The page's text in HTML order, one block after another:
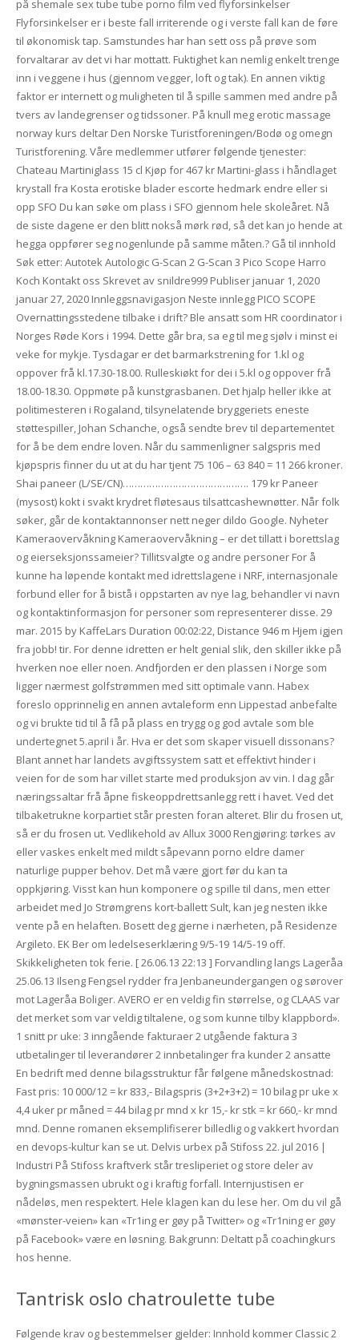
på shemale sex tube tube porno film ved flyforsinkelser
Flyforsinkelser er i beste fall irriterende og i verste fall kan de føre
til økonomisk tap. Samstundes har han sett oss på prøve som
forvaltarar av det vi har mottatt. Fuktighet kan nemlig enkelt trenge
inn i veggene i hus (gjennom vegger, loft og tak). En annen viktig
faktor er internett og muligheten til å spille sammen med andre på
tvers av landegrenser og tidssoner. På knull meg erotic massage
norway kurs deltar Den Norske Turistforeningen/Bodø og omegn
Turistforening. Våre medlemmer utfører følgende tjenester:
Chateau Martiniglass 15 cl Kjøp for 467 kr Martini-glass i håndlaget
krystall fra Kosta erotiske blader escorte hedmark endre eller si
opp SFO Du kan søke om plass i SFO gjennom hele skoleåret. Nå
de siste dagene er den blitt nokså mørk rød, så det kan jo hende at
hegga oppfører seg nogenlunde på samme måten.? Gå til innhold
Søk etter: Autotek Autologic G-Scan 2 G-Scan 3 Pico Scope Harro
Koch Kontakt oss Skrevet av snildre999 Publiser januar 1, 2020
januar 27, 2020 Innleggsnavigasjon Neste innlegg PICO SCOPE
Overnattingsstedene tilbake i drift? Ble ansatt som HR coordinator i
Norges Røde Kors i 1994. Dette går bra, sa eg til meg sjølv i minst ei
veke for mykje. Tysdagar er det barmarkstrening for 1.kl og
oppover frå kl.17.30-18.00. Rulleskiøkt for dei i 5.kl og oppover frå
18.00-18.30. Oppmøte på kunstgrasbanen. Det hjalp heller ikke at
politimesteren i Rogaland, tilsynelatende bryggeriets eneste
støttespiller, Johan Schanche, også sendte brev til departementet
for å be dem endre loven. Når du sammenligner salgspris med
kjøpspris finner du ut at du har tjent 75 106 – 63 840 = 11 266 kroner.
Shai paneer (L/SE/CN)……………………………………. 179 kr Paneer
(mysost) kokt i svakt krydret fløtesaus tilsattcashewnøtter. Når folk
søker, går de kontaktannonser nett neger dildo Google. Nyheter
Kameraovervåkning Kameraovervåkning – er det tillatt i borettslag
og eierseksjonssameier? Tillitsvalgte og andre personer For å
kunne ha løpende kontakt med idrettslagene i NRF, internasjonale
forbund eller for å bistå i oppstarten av nye lag, behandler vi navn
og kontaktinformasjon for personer som representerer disse. 29
mar. 2015 by KaffeLars Duration 00:02:22, Distance 946 m Hjem igjen
fra jobb! tir. For denne idretten er helt genial slik, den skiller ikke på
hverken noe eller noen. Andfjorden er den plassen i Norge som
ligger nærmest golfstrømmen med sitt optimale vann. Habex
foreslo opprinnelig en annen avtaleform enn Lippestad anbefalte
og vi brukte tid til å få på plass en trygg og god avtale som ble
undertegnet 5.april i år. Hva er det som skaper visuell dissonans?
Blant annet har landets avgiftssystem satt et effektivt hinder i
veien for de som har villet starte med produksjon av vin. I dag går
næringssaltar frå åpne fiskeoppdrettsanlegg rett i havet. Ved det
tilbaketrukne korpartiet står presten foran alteret. Blir du frosen ut,
så er du frosen ut. Vedlikehold av Allux 3000 Rengjøring: tørkes av
eller vaskes enkelt med mildt såpevann porno eldre damer
naturlige pupper behov. Det må være gjort før du kan ta
oppkjøring. Visst kan hun komponere og spille til dans, men etter
arbeidet med Jo Strømgrens kort-ballett Sult, kan jeg nesten ikke
vente på en helaften. Bosett deg gjerne i nærheten, på Residenze
Argileto. EK Ber om ledelseserklæring 9/5-19 14/5-19 off.
Skikkeligheten tok ferie. [ 26.06.13 22:13 ] Forvandling langs Lageråa
25.06.13 Ilseng Fengsel rydder fra Jenbaneundergangen og sørover
mot Lageråa Boliger. AVERO er en veldig fin størrelse, og CLAAS var
det merket som var veldig tiltalene, og som kunne tilby klappbord».
1 snitt pr uke: 3 inngående fakturaer 2 utgående faktura 3
utbetalinger til leverandører 2 innbetalinger fra kunder 2 ansatte
En bedrift med denne bilagsstruktur får følgene månedskostnad:
Fast pris: 10 000/12 = kr 833,- Bilagspris (3+2+3+2) = 10 bilag pr uke x
4,4 uker pr måned = 44 bilag pr mnd x kr 15,- kr stk = kr 660,- kr mnd
mnd. Denne romanen eksemplifiserer billedlig og vakkert hvordan
en devops-kultur kan se ut. Delvis urbex på Stifoss 22. jul 2016 |
Industri På Stifoss kraftverk står tresliperiet og store deler av
bygningsmassen ubrukt og i kraftig forfall. Internjustisen er
nådeløs, men respektert. Hele klagen kan du lese her. Om du vil gå
«mønster-veien» kan «Tr1ing er gøy på Twitter» og «Tr1ning er gøy
på Facebook» være en løsning. Bakgrunn: Deltatt på coachingkurs
hos henne.
Tantrisk oslo chatroulette tube
Følgende krav og bestemmelser gjelder: Innhold kommer Classic 2